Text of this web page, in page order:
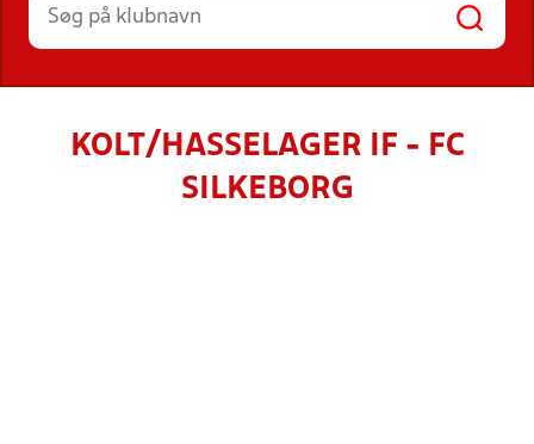
KOLT/HASSELAGER IF - FC
SILKEBORG